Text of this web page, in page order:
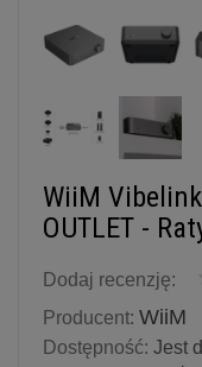
WiiM
OUTLET -
Dodaj recenzję:
Producent: WiiM
Dostępność: Jest